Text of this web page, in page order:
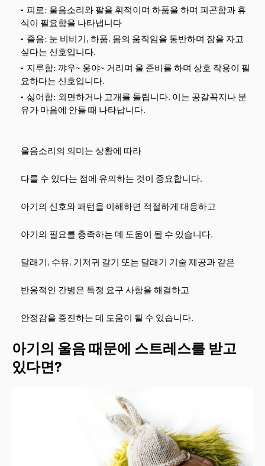
피로: 울음소리와 팔을 휘적이며 하품을 하며 피곤함과 휴
식이 필요함을 나타냅니다
졸음: 눈 비비기, 하품, 몸의 움직임을 동반하며 잠을 자고
싶다는 신호입니다.
지루함: 꺄우~ 웅야~ 거리며 울 준비를 하며 상호 작용이 필
요하다는 신호입니다.
싫어함: 외면하거나 고개를 돌립니다. 이는 공갈꼭지나 분
유가 마음에 안들 때 나타납니다.
울음소리의 의미는 상황에 따라
다를 수 있다는 점에 유의하는 것이 중요합니다.
아기의 신호와 패턴을 이해하면 적절하게 대응하고
아기의 필요를 충족하는 데 도움이 될 수 있습니다.
달래기, 수유, 기저귀 갈기 또는 달래기 기술 제공과 같은
반응적인 간병은 특정 요구 사항을 해결하고
안정감을 증진하는 데 도움이 될 수 있습니다.
아기의 울음 때문에 스트레스를 받고
있다면?